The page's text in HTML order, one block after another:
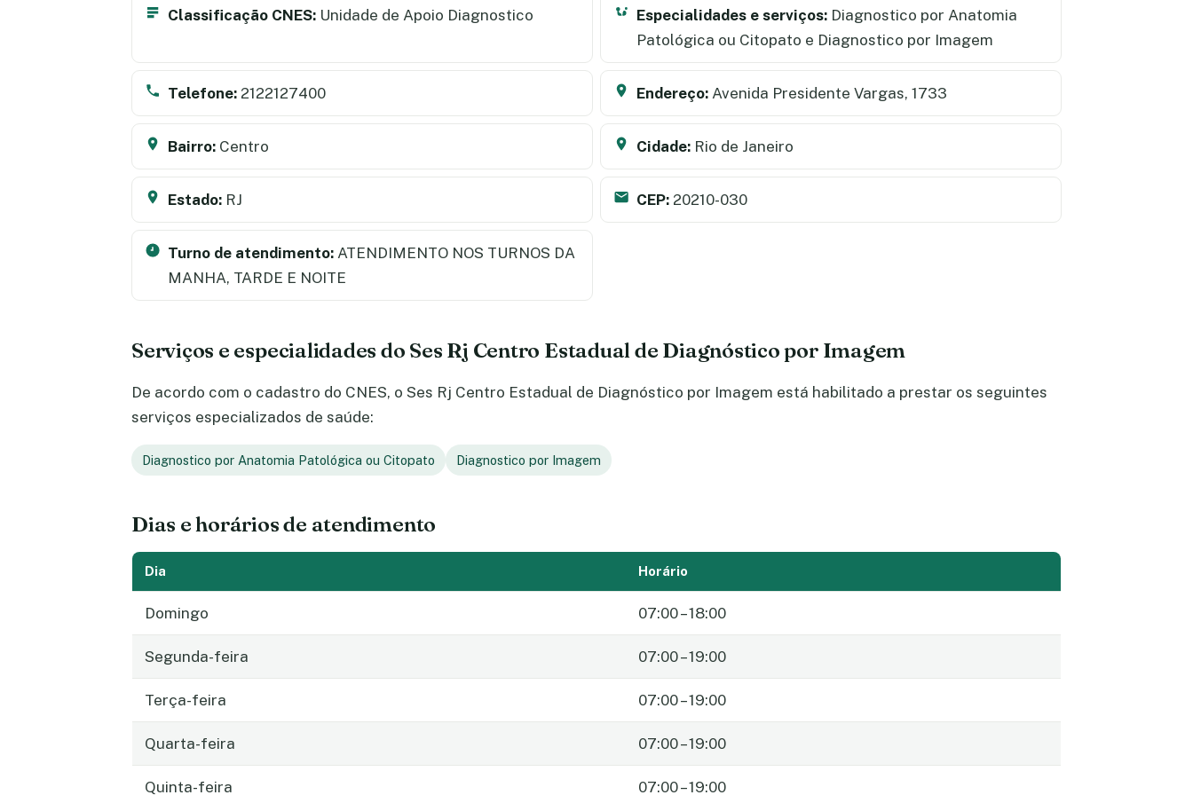
Classificação CNES: Unidade de Apoio Diagnostico Especialidades e serviços: Diagnostico por Anatomia
Patológica ou Citopato e Diagnostico por Imagem
Telefone: 2122127400 Endereço: Avenida Presidente Vargas, 1733
Bairro: Centro Cidade: Rio de Janeiro
Estado: RJ CEP: 20210-030
Turno de atendimento: ATENDIMENTO NOS TURNOS DA
MANHA, TARDE E NOITE
Serviços e especialidades do Ses Rj Centro Estadual de Diagnóstico por Imagem
De acordo com o cadastro do CNES, o Ses Rj Centro Estadual de Diagnóstico por Imagem está habilitado a prestar os seguintes
serviços especializados de saúde:
Diagnostico por Anatomia Patológica ou Citopato Diagnostico por Imagem
Dias e horários de atendimento
Dia Horário
Domingo 07:00 – 18:00
Segunda-feira 07:00 – 19:00
Terça-feira 07:00 – 19:00
Quarta-feira 07:00 – 19:00
Quinta-feira 07:00 – 19:00